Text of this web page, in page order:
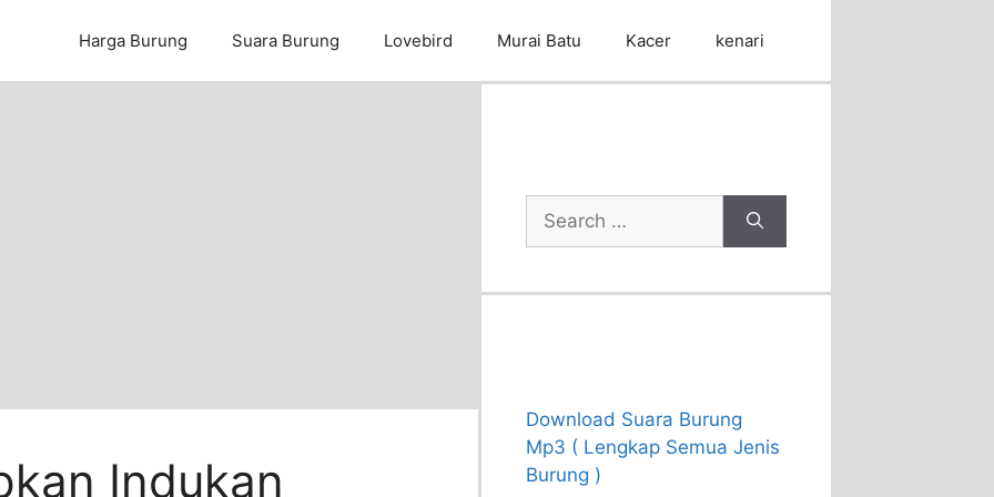
Harga Burung Suara Burung Lovebird Murai Batu Kacer kenari
Indukan
Search
for:
Download Suara Burung
Mp3 ( Lengkap Semua Jenis
Burung )